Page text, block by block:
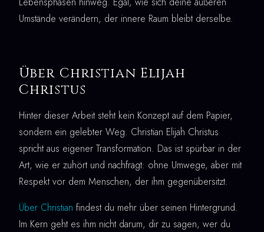
Umstände verändern, der innere Raum bleibt derselbe.
Über Christian Elijah
Christus
Hinter dieser Arbeit steht kein Konzept auf dem Papier,
sondern ein gelebter Weg. Christian Elijah Christus
spricht aus eigener Transformation. Das ist spürbar in der
Art, wie er zuhört und nachfragt: ohne Umwege, aber mit
Respekt vor dem Menschen, der ihm gegenübersitzt.
Über Christian findest du mehr über seinen Hintergrund.
Im Kern geht es ihm nicht darum, dir zu sagen, wer du